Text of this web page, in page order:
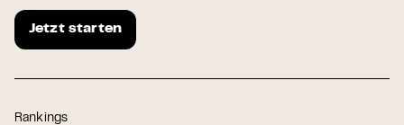
Jetzt starten
Rankings